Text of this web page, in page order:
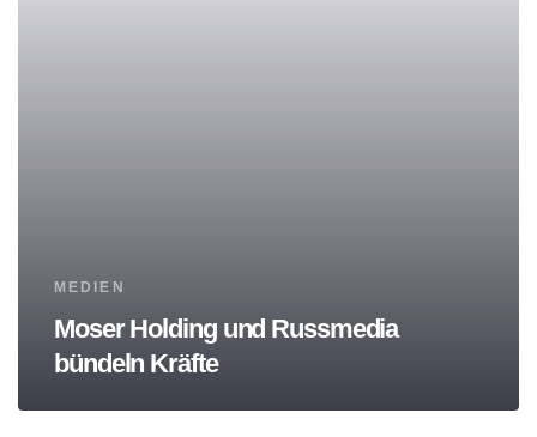
Tags
MEDIEN
Moser Holding und Russmedia
bündeln Kräfte